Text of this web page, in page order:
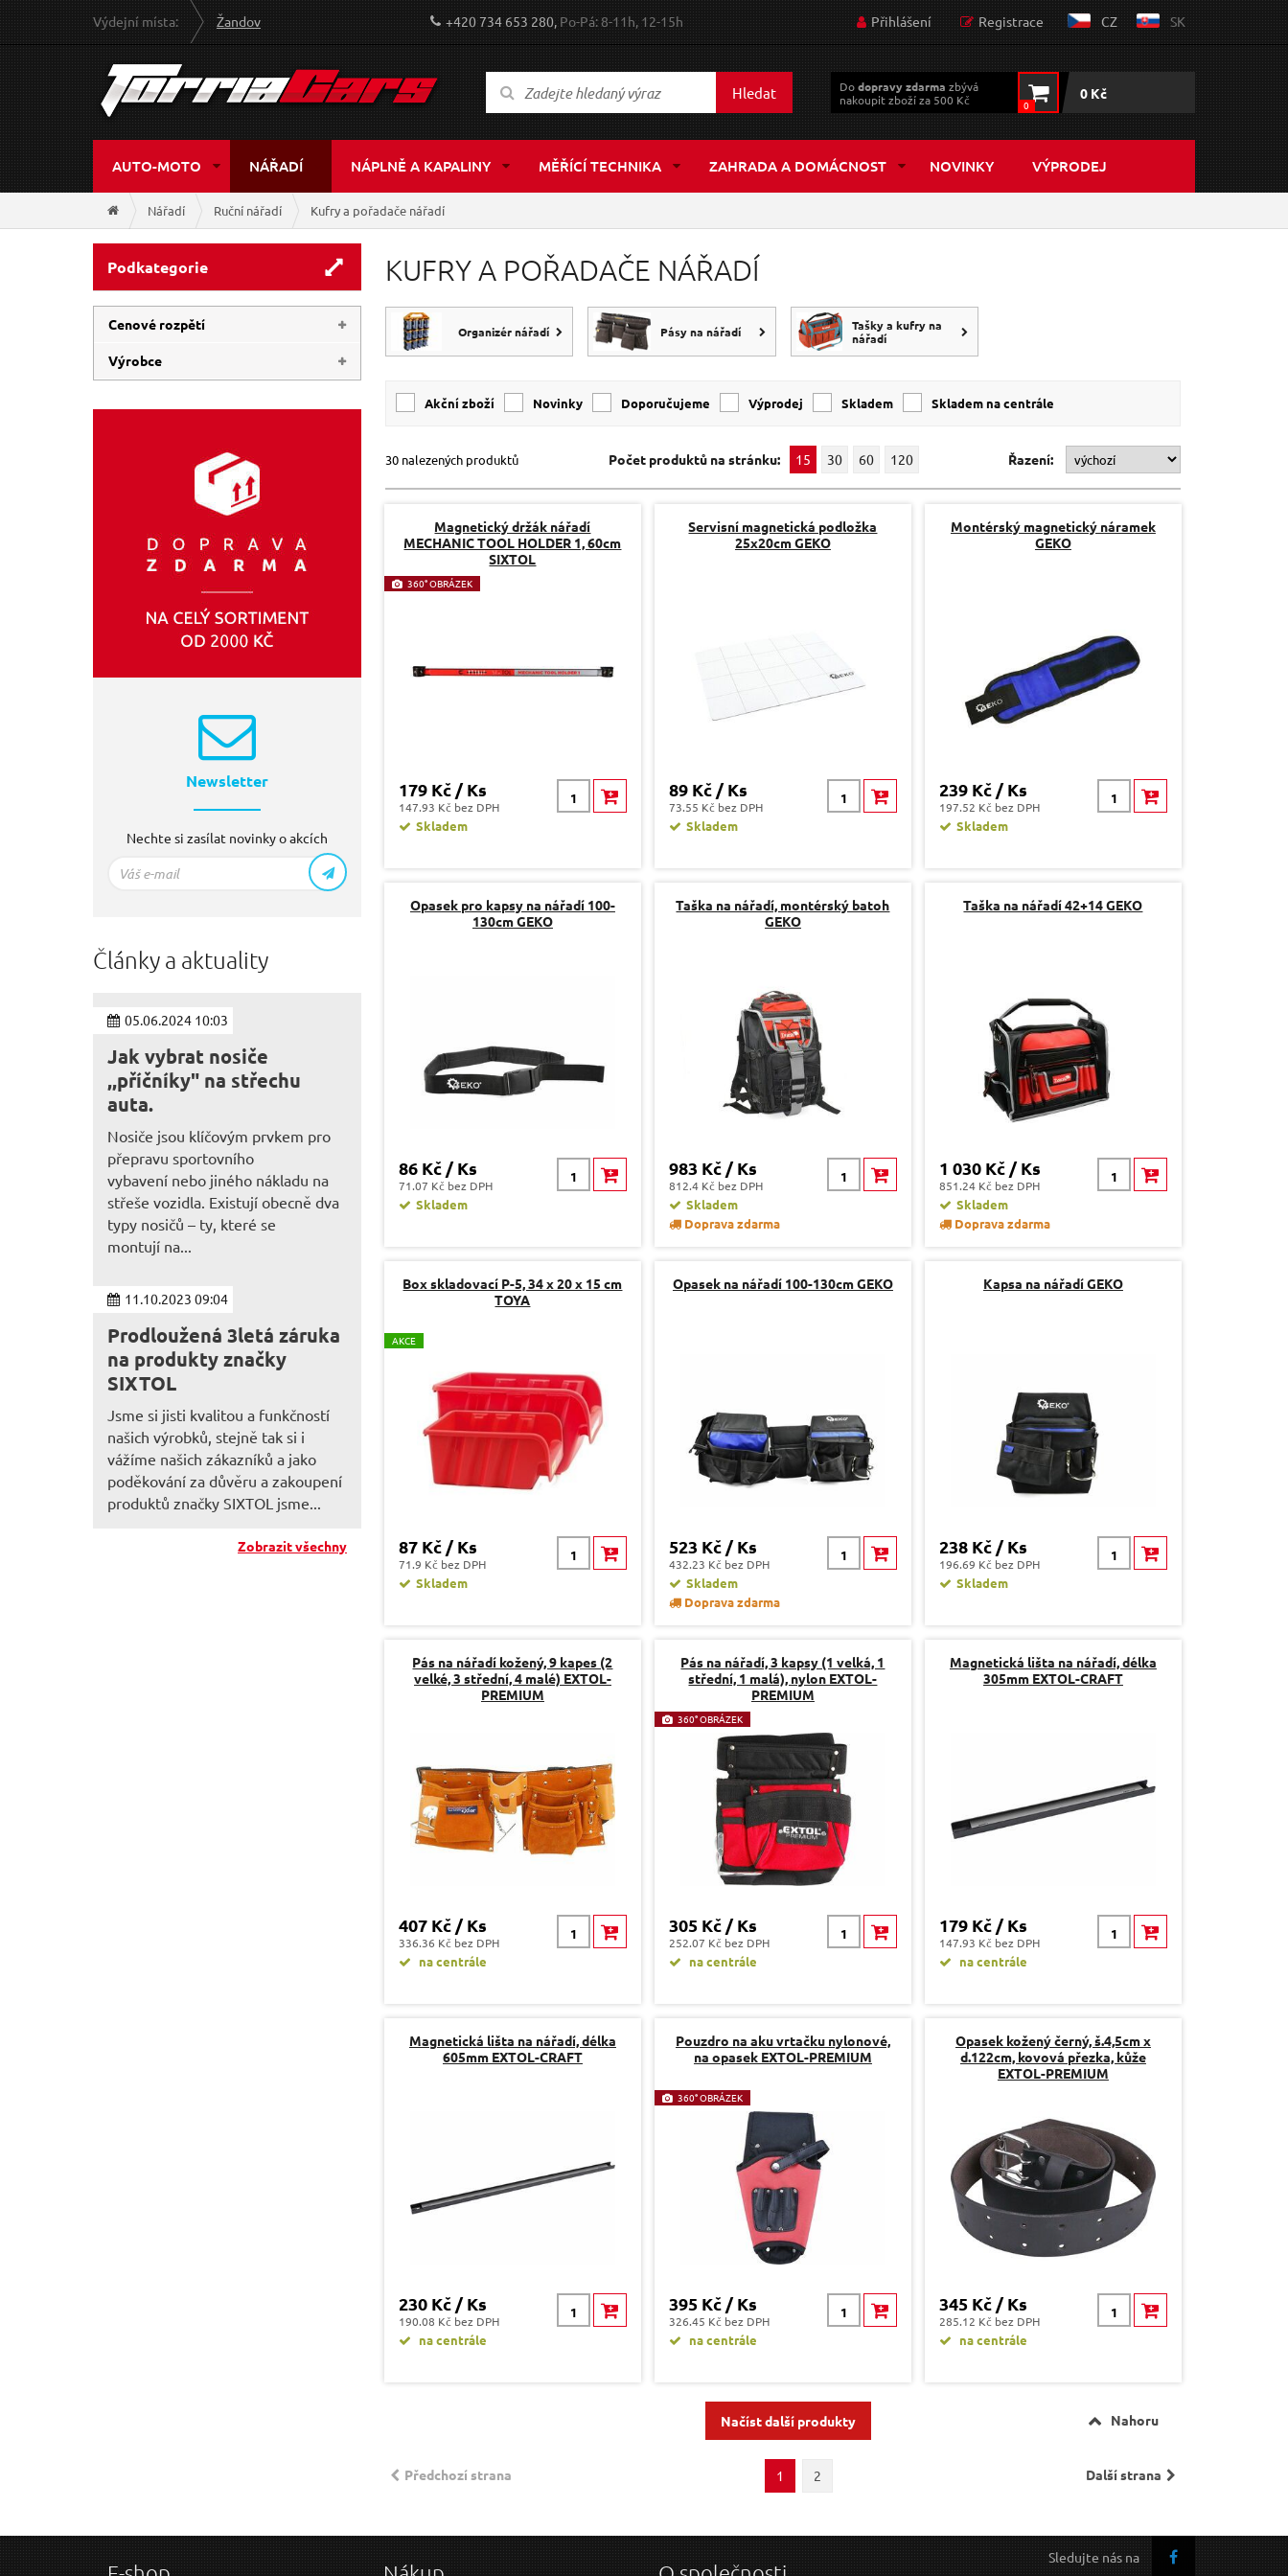
Výdejní místa: Žandov +420 734 653 280,Po-Pá: 8-11h, 12-15h Přihlášení Registrace CZ SK
Hledat Dodopravy zdarma zbývá
nakoupit zboží za 500 Kč
0
0 Kč
AUTO-MOTO NÁŘADÍ NÁPLNĚ A KAPALINY MĚŘÍCÍ TECHNIKA ZAHRADA A DOMÁCNOST NOVINKY VÝPRODEJ
Nářadí Ruční nářadí Kufry a pořadače nářadí
Podkategorie
Cenové rozpětí
28 Kč 1 370 Kč
Výrobce
EXTOL-INDUSTRIAL(2)
PROSPERPLAST
(1)
Newsletter
Nechte si zasílat novinky o akcích
Články a aktuality
05.06.2024 10:03
Jak vybrat nosiče
,,příčníky" na střechu
auta.
Nosiče jsou klíčovým prvkem pro
přepravu sportovního
vybavení nebo jiného nákladu na
střeše vozidla. Existují obecně dva
typy nosičů – ty, které se
montují na...
11.10.2023 09:04
Prodloužená 3letá záruka
na produkty značky
SIXTOL
Jsme si jisti kvalitou a funkčností
našich výrobků, stejně tak si i
vážíme našich zákazníků a jako
poděkování za důvěru a zakoupení
produktů značky SIXTOL jsme...
Zobrazit všechny
KUFRY A POŘADAČE NÁŘADÍ
Organizér nářadí Pásy na nářadí
Tašky a kufry na
nářadí
Akční zboží Novinky Doporučujeme Výprodej skladem skladem na centrále
30 nalezených produktů Počet produktů na stránku: 15 30 60 120 Řazení:
Magnetický držák nářadí
MECHANIC TOOL HOLDER 1, 60cm
SIXTOL
360° OBRÁZEK
179 Kč / Ks
147.93 Kč bez DPH
Skladem
Servisní magnetická podložka
25x20cm GEKO
89 Kč / Ks
73.55 Kč bez DPH
Skladem
Montérský magnetický náramek
GEKO
239 Kč / Ks
197.52 Kč bez DPH
Skladem
Opasek pro kapsy na nářadí 100-
130cm GEKO
86 Kč / Ks
71.07 Kč bez DPH
Skladem
Taška na nářadí, montérský batoh
GEKO
983 Kč / Ks
812.4 Kč bez DPH
Skladem
Doprava zdarma
Taška na nářadí 42+14 GEKO
1 030 Kč / Ks
851.24 Kč bez DPH
Skladem
Doprava zdarma
Box skladovací P-5, 34 x 20 x 15 cm
TOYA
AKCE
87 Kč / Ks
71.9 Kč bez DPH
Skladem
Opasek na nářadí 100-130cm GEKO
523 Kč / Ks
432.23 Kč bez DPH
Skladem
Doprava zdarma
Kapsa na nářadí GEKO
238 Kč / Ks
196.69 Kč bez DPH
Skladem
Pás na nářadí kožený, 9 kapes (2
velké, 3 střední, 4 malé) EXTOL-
PREMIUM
407 Kč / Ks
336.36 Kč bez DPH
na centrále
Pás na nářadí, 3 kapsy (1 velká, 1
střední, 1 malá), nylon EXTOL-
PREMIUM
360° OBRÁZEK
305 Kč / Ks
252.07 Kč bez DPH
na centrále
Magnetická lišta na nářadí, délka
305mm EXTOL-CRAFT
179 Kč / Ks
147.93 Kč bez DPH
na centrále
Magnetická lišta na nářadí, délka
605mm EXTOL-CRAFT
230 Kč / Ks
190.08 Kč bez DPH
na centrále
Pouzdro na aku vrtačku nylonové,
na opasek EXTOL-PREMIUM
360° OBRÁZEK
395 Kč / Ks
326.45 Kč bez DPH
na centrále
Opasek kožený černý, š.4,5cm x
d.122cm, kovová přezka, kůže
EXTOL-PREMIUM
345 Kč / Ks
285.12 Kč bez DPH
na centrále
Načíst další produkty Nahoru
Předchozí strana Další strana
1 2
Sledujte nás na